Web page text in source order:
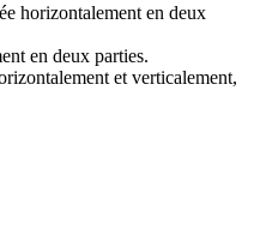
horizontalement en deux
en deux parties.
et verticalement,